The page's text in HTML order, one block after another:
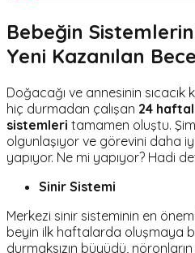
Bebeğin
Yeni Kazanılan
Doğacağı ve annesinin sıcacık
hiç durmadan çalışan 24
sistemleri tamamen oluştu.
olgunlaşıyor ve görevini daha
yapıyor. Ne mi yapıyor? Hadi
Sinir Sistemi
Merkezi sinir sisteminin en
beyin ilk haftalarda oluşmaya
durmaksızın büyüdü, nöronların